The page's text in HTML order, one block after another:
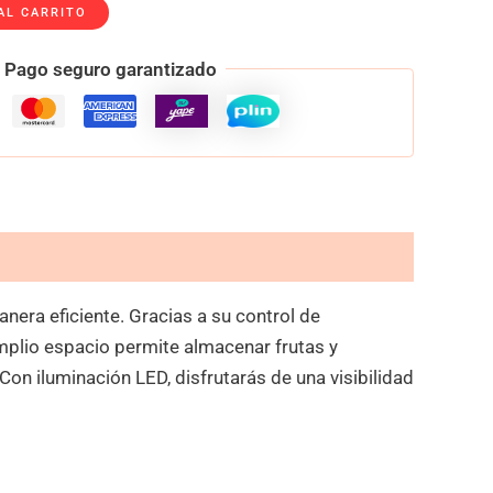
CARRITO
Pago seguro garantizado
eficiente. Gracias a su control de
espacio permite almacenar frutas y
iluminación LED, disfrutarás de una visibilidad